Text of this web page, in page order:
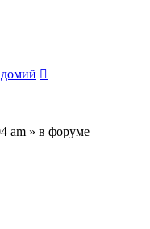
am » в форуме